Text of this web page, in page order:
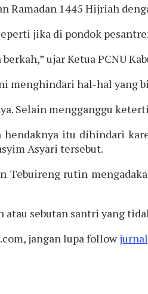
Ramadan 1445 Hijriah
jika di pondok
ujar Ketua PCNU
menghindari hal-hal yang
Selain mengganggu
itu dihindari
Asyari tersebut.
Tebuireng rutin
sebutan santri yang
jangan lupa follow